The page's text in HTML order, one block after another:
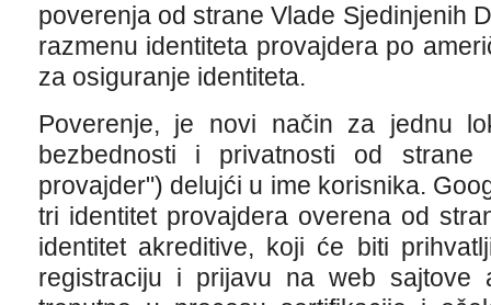
poverenja od strane Vlade Sjedinjenih
razmenu identiteta provajdera po
za osiguranje identiteta.
Poverenje, je novi način za jednu
bezbednosti i privatnosti od
provajder") delujći u ime korisnika.
tri identitet provajdera overena od
identitet akreditive, koji će biti
registraciju i prijavu na web sajtove